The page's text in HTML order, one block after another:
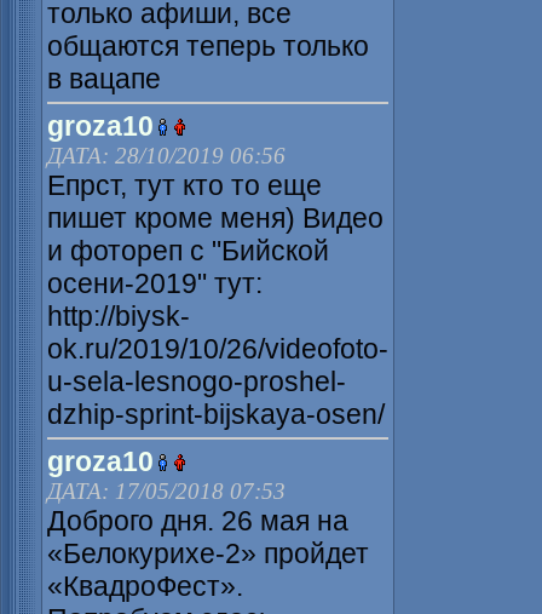
только афиши, все
общаются теперь только
в вацапе
groza10
ДАТА: 28/10/2019 06:56
Епрст, тут кто то еще
пишет кроме меня) Видео
и фотореп с "Бийской
осени-2019" тут:
http://biysk-
ok.ru/2019/10/26/videofoto-
u-sela-lesnogo-proshel-
dzhip-sprint-bijskaya-osen/
groza10
ДАТА: 17/05/2018 07:53
Доброго дня. 26 мая на
«Белокурихе-2» пройдет
«КвадроФест».